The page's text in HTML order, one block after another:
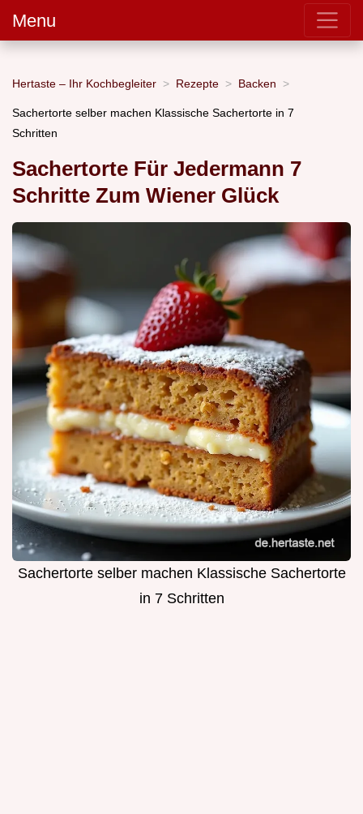
Menu
Hertaste – Ihr Kochbegleiter Rezepte Backen
Sachertorte selber machen Klassische Sachertorte in 7
Schritten
Sachertorte Für Jedermann 7
Schritte Zum Wiener Glück
Sachertorte selber machen Klassische Sachertorte
in 7 Schritten